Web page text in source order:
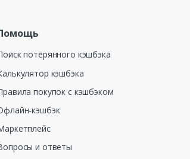
потерянного кэшбэка
кэшбэка
покупок с кэшбэком
кэшбэк
и ответы